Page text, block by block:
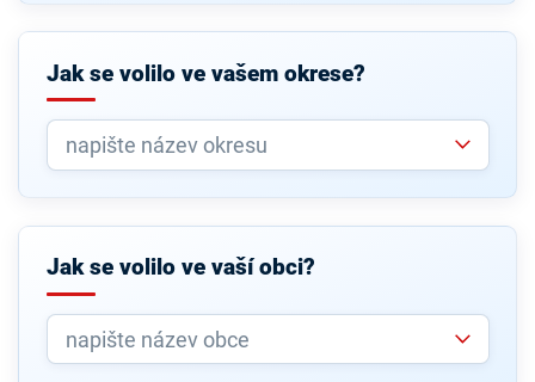
Jak se volilo ve vašem okrese?
Jak se volilo ve vaší obci?